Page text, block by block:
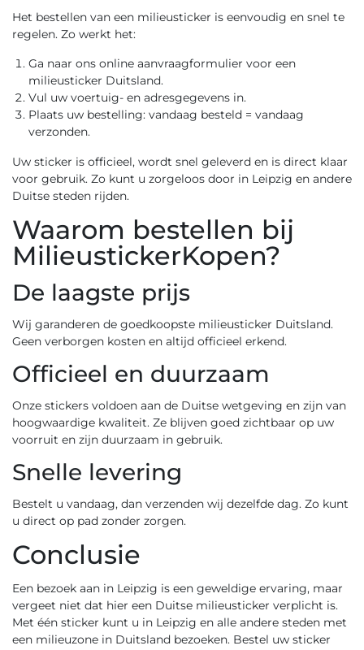
Het bestellen van een milieusticker is eenvoudig en snel te
regelen. Zo werkt het:
Ga naar ons online aanvraagformulier voor een
milieusticker Duitsland.
Vul uw voertuig- en adresgegevens in.
Plaats uw bestelling: vandaag besteld = vandaag
verzonden.
Uw sticker is officieel, wordt snel geleverd en is direct klaar
voor gebruik. Zo kunt u zorgeloos door in Leipzig en andere
Duitse steden rijden.
Waarom bestellen bij
MilieustickerKopen?
De laagste prijs
Wij garanderen de goedkoopste milieusticker Duitsland.
Geen verborgen kosten en altijd officieel erkend.
Officieel en duurzaam
Onze stickers voldoen aan de Duitse wetgeving en zijn van
hoogwaardige kwaliteit. Ze blijven goed zichtbaar op uw
voorruit en zijn duurzaam in gebruik.
Snelle levering
Bestelt u vandaag, dan verzenden wij dezelfde dag. Zo kunt
u direct op pad zonder zorgen.
Conclusie
Een bezoek aan in Leipzig is een geweldige ervaring, maar
vergeet niet dat hier een Duitse milieusticker verplicht is.
Met één sticker kunt u in Leipzig en alle andere steden met
een milieuzone in Duitsland bezoeken. Bestel uw sticker